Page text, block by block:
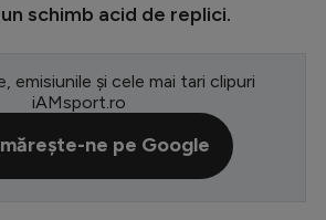
League
League
schimb acid de replici.
emisiunile și cele mai tari clipuri
iAMsport.ro
ne pe Google